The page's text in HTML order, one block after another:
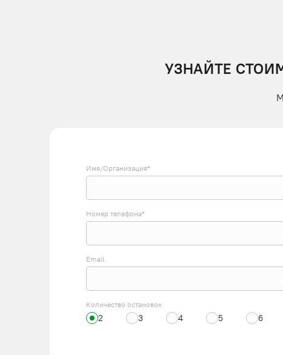
УЗНАЙТЕ
Имя/Организация*
Номер телефона*
Email
Количество остановок
2 3 4 5 6